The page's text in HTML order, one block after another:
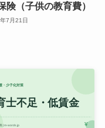
険（子供の教育費）
7月21日